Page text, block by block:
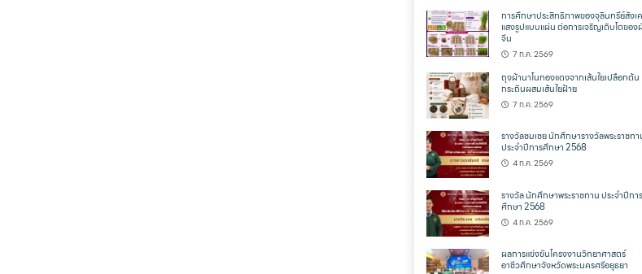
การศึกษาประสิทธิภาพของจุลินทรีย์สังเ
แสงรูปแบบแผ่น ต่อการเจริญเติบโตขอ
จีน
7 ก.ค. 2569
ถุงผ้านาโนทองแดงจากเส้นใยเปลือกต้น
กระถินผสมเส้นใยฝ้าย
7 ก.ค. 2569
รางวัลชมเชย นักศึกษารางวัลพระราชท
ประจำปีการศึกษา 2568
4 ก.ค. 2569
รางวัล นักศึกษาพระราชทาน ประจำปีกา
ศึกษา 2568
4 ก.ค. 2569
ผลการแข่งขันโครงงานวิทยาศาสตร์
อาชีวศึกษาจังหวัดพระนครศรีอยุธยา